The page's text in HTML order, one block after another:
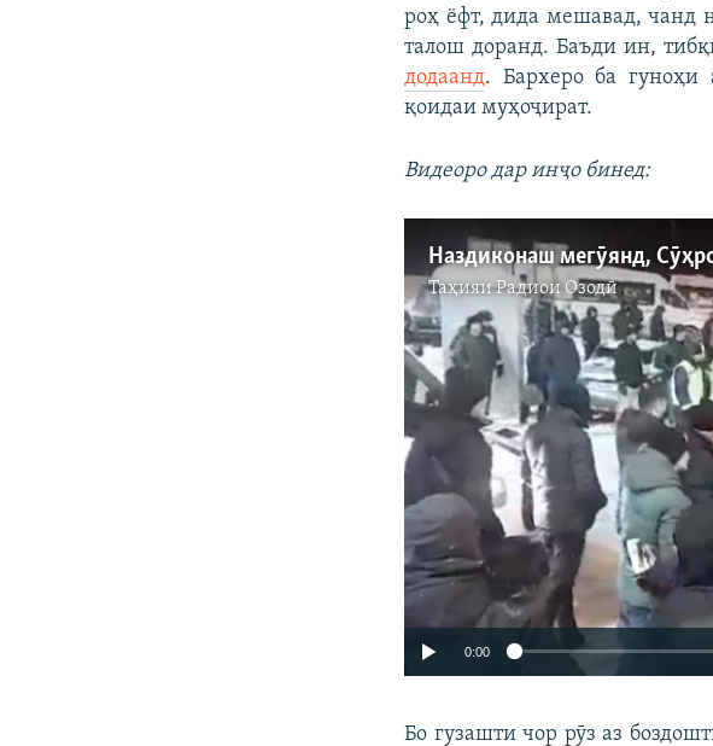
роҳ ёфт, дида мешавад, чанд
талош доранд. Баъди ин,
додаанд. Бархеро ба гуноҳи
қоидаи муҳоҷират.
Видеоро дар инҷо бинед:
ТаҳияиРадиои Озодӣ
0:00
Бо гузашти чор рӯз аз